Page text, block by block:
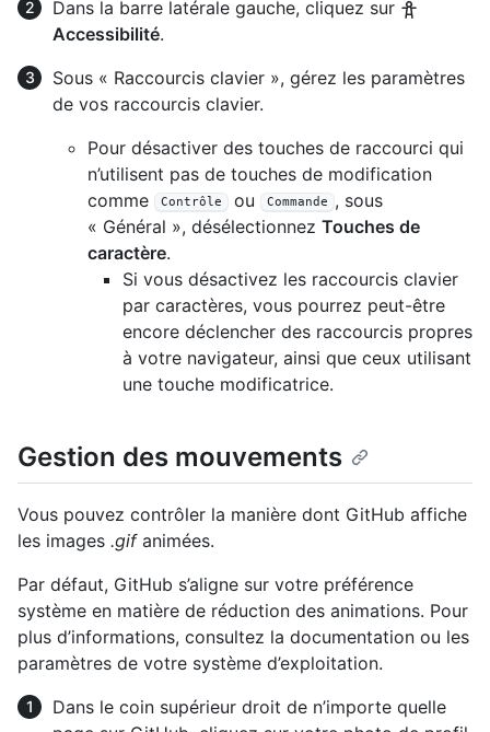
Dans la barre latérale gauche, cliquez sur
Accessibilité.
Sous « Raccourcis clavier », gérez les paramètres
de vos raccourcis clavier.
Pour désactiver des touches de raccourci qui
n’utilisent pas de touches de modification
comme
Contrôle ou Commande
, sous
« Général », désélectionnez Touches de
caractère.
Si vous désactivez les raccourcis clavier
par caractères, vous pourrez peut-être
encore déclencher des raccourcis propres
à votre navigateur, ainsi que ceux utilisant
une touche modificatrice.
Gestion des mouvements
Vous pouvez contrôler la manière dont GitHub affiche
les images .gifanimées.
Par défaut, GitHub s’aligne sur votre préférence
système en matière de réduction des animations. Pour
plus d’informations, consultez la documentation ou les
paramètres de votre système d’exploitation.
Dans le coin supérieur droit de n’importe quelle